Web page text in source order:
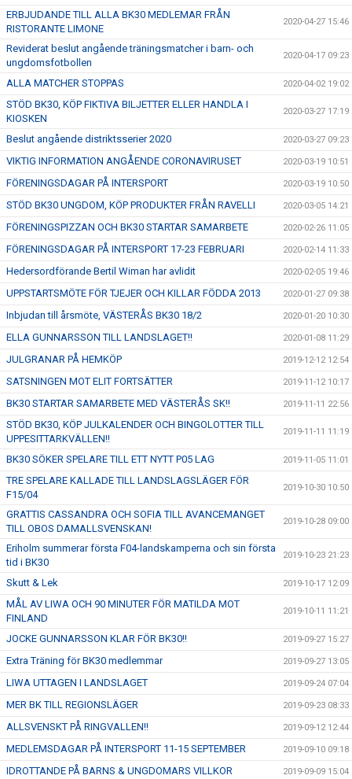
ERBJUDANDE TILL ALLA BK30 MEDLEMAR FRÅN
RISTORANTE LIMONE
2020-04-27 15:46
Reviderat beslut angående träningsmatcher i barn- och
ungdomsfotbollen
2020-04-17 09:23
ALLA MATCHER STOPPAS 2020-04-02 19:02
STÖD BK30, KÖP FIKTIVA BILJETTER ELLER HANDLA I
KIOSKEN
2020-03-27 17:19
Beslut angående distriktsserier 2020 2020-03-27 09:23
VIKTIG INFORMATION ANGÅENDE CORONAVIRUSET 2020-03-19 10:51
FÖRENINGSDAGAR PÅ INTERSPORT 2020-03-19 10:50
STÖD BK30 UNGDOM, KÖP PRODUKTER FRÅN RAVELLI 2020-03-05 14:21
FÖRENINGSPIZZAN OCH BK30 STARTAR SAMARBETE 2020-02-26 11:05
FÖRENINGSDAGAR PÅ INTERSPORT 17-23 FEBRUARI 2020-02-14 11:33
Hedersordförande Bertil Wiman har avlidit 2020-02-05 19:46
UPPSTARTSMÖTE FÖR TJEJER OCH KILLAR FÖDDA 2013 2020-01-27 09:38
Inbjudan till årsmöte, VÄSTERÅS BK30 18/2 2020-01-20 10:30
ELLA GUNNARSSON TILL LANDSLAGET!! 2020-01-08 11:29
JULGRANAR PÅ HEMKÖP 2019-12-12 12:54
SATSNINGEN MOT ELIT FORTSÄTTER 2019-11-12 10:17
BK30 STARTAR SAMARBETE MED VÄSTERÅS SK!! 2019-11-11 22:56
STÖD BK30, KÖP JULKALENDER OCH BINGOLOTTER TILL
UPPESITTARKVÄLLEN!!
2019-11-11 11:19
BK30 SÖKER SPELARE TILL ETT NYTT P05 LAG 2019-11-05 11:01
TRE SPELARE KALLADE TILL LANDSLAGSLÄGER FÖR
F15/04
2019-10-30 10:50
GRATTIS CASSANDRA OCH SOFIA TILL AVANCEMANGET
TILL OBOS DAMALLSVENSKAN!
2019-10-28 09:00
Eriholm summerar första F04-landskamperna och sin första
tid i BK30
2019-10-23 21:23
Skutt & Lek 2019-10-17 12:09
MÅL AV LIWA OCH 90 MINUTER FÖR MATILDA MOT
FINLAND
2019-10-11 11:21
JOCKE GUNNARSSON KLAR FÖR BK30!! 2019-09-27 15:27
Extra Träning för BK30 medlemmar 2019-09-27 13:05
LIWA UTTAGEN I LANDSLAGET 2019-09-24 07:04
MER BK TILL REGIONSLÄGER 2019-09-23 08:33
ALLSVENSKT PÅ RINGVALLEN!! 2019-09-12 12:44
MEDLEMSDAGAR PÅ INTERSPORT 11-15 SEPTEMBER 2019-09-10 09:18
IDROTTANDE PÅ BARNS & UNGDOMARS VILLKOR 2019-09-09 15:04